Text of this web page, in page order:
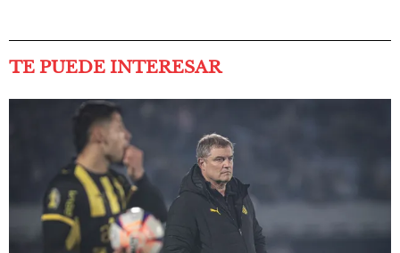
TE PUEDE INTERESAR